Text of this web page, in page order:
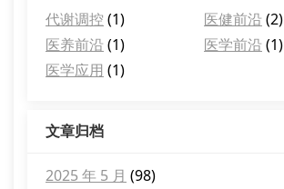
代谢调控 (1) 医健前沿 (2)
医养前沿 (1) 医学前沿 (1)
医学应用 (1)
文章归档
2025 年 5 月 (98)